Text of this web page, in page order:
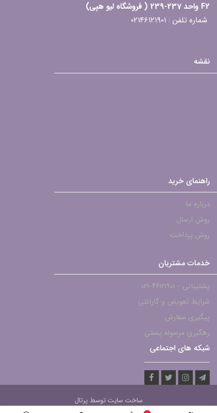
F2 واحد 237-239 ( فروشگاه لیو هپی)
شماره تلفن : ۰۲۱۴۶۱۲۱۹۰۱
نقشه
راهنمای خرید
درباره ما
روش ارسال
روش پرداخت
خدمات مشتریان
پشتیبانی - ۴۶۱۲۱۹۰۱-021
شرایط تعویض و گارانتی
پیگیری سفارش
رهگیری مرسوله پستی
شبکه های اجتماعی
ساخت سایت توسطپرتال